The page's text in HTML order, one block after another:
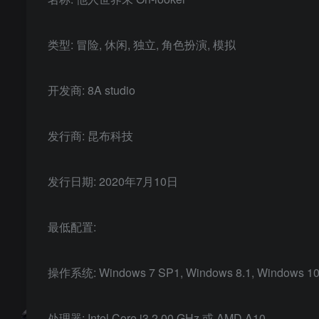
类型: 冒险, 休闲, 独立, 角色扮演, 模拟
开发商: 8A studio
发行商: 昆布科技
发行日期: 2020年7月10日
最低配置:
操作系统: Windows 7 SP1, Windows 8.1, Windows 10